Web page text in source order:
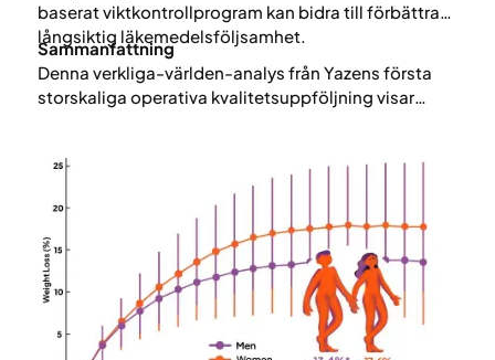
baserat viktkontrollprogram kan bidra till förbättrad
långsiktig läkemedelsföljsamhet.
Sammanfattning
Denna verkliga-världen-analys från Yazens första
storskaliga operativa kvalitetsuppföljning visar
visat 20–50 %¹–⁴. Efter två år* var 60 % av
patienterna fortfarande i behandling.